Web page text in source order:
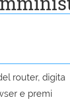
router, digita
e premi